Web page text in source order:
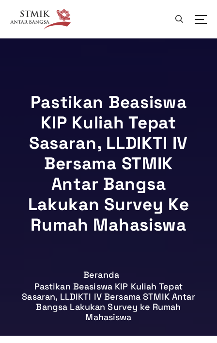
a
Pastikan Beasiswa
KIP Kuliah Tepat
Sasaran, LLDIKTI IV
Bersama STMIK
Antar Bangsa
Lakukan Survey Ke
Rumah Mahasiswa
Beranda
Pastikan Beasiswa KIP Kuliah Tepat
Sasaran, LLDIKTI IV Bersama STMIK Antar
Bangsa Lakukan Survey ke Rumah
Mahasiswa